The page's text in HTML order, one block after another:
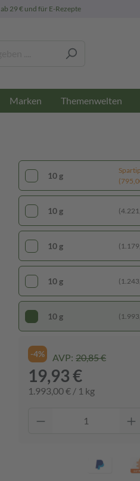
ab 29 € und für E-Rezepte
Marken Themenwelten
10 g
10 g
10 g
10 g
10 g
-4% AVP: 20,85 €
19,93 €
1.993,00 € / 1 kg